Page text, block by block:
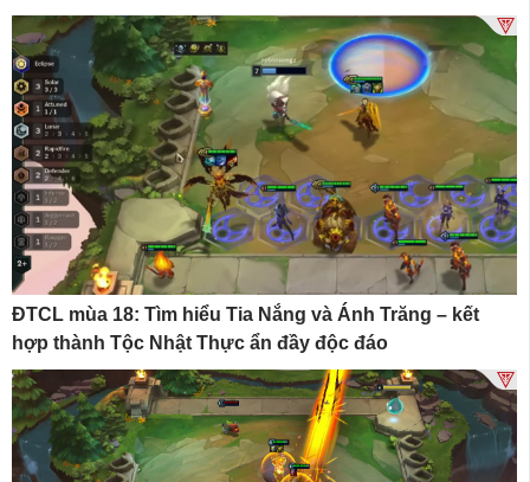
ĐTCL mùa 18: Tìm hiểu Tia Nắng và Ánh Trăng – kết
hợp thành Tộc Nhật Thực ẩn đầy độc đáo